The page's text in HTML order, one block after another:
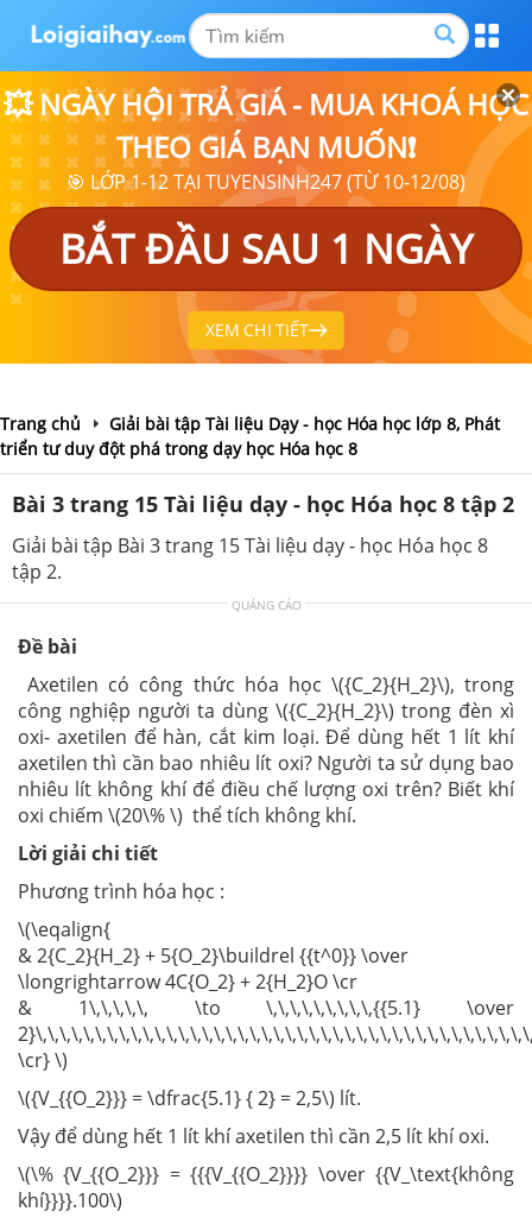
💥 NGÀY HỘI TRẢ GIÁ - MUA KHOÁ HỌC
THEO GIÁ BẠN MUỐN❗
🎯 LỚP 1-12 TẠI TUYENSINH247 (TỪ 10-12/08)
BẮT ĐẦU SAU 1 NGÀY
XEM CHI TIẾT
Trang chủ
Giải bài tập Tài liệu Dạy - học Hóa học lớp 8, Phát
triển tư duy đột phá trong dạy học Hóa học 8
Bài 3 trang 15 Tài liệu dạy - học Hóa học 8 tập 2
Giải bài tập Bài 3 trang 15 Tài liệu dạy - học Hóa học 8
tập 2.
QUẢNG CÁO
Đề bài
Axetilen có công thức hóa học \({C_2}{H_2}\), trong
công nghiệp người ta dùng \({C_2}{H_2}\) trong đèn xì
oxi- axetilen để hàn, cắt kim loại. Để dùng hết 1 lít khí
axetilen thì cần bao nhiêu lít oxi? Người ta sử dụng bao
nhiêu lít không khí để điều chế lượng oxi trên? Biết khí
oxi chiếm \(20\% \) thể tích không khí.
Lời giải chi tiết
Phương trình hóa học :
\(\eqalign{
& 2{C_2}{H_2} + 5{O_2}\buildrel {{t^0}} \over
\longrightarrow 4C{O_2} + 2{H_2}O \cr
& 1\,\,\,\,\, \to \,\,\,\,\,\,\,\,\,{{5.1} \over
\cr} \)
\({V_{{O_2}}} = \dfrac{5.1} { 2} = 2,5\) lít.
Vậy để dùng hết 1 lít khí axetilen thì cần 2,5 lít khí oxi.
\(\% {V_{{O_2}}} = {{{V_{{O_2}}}} \over {{V_\text{không
khí}}}}.100\)